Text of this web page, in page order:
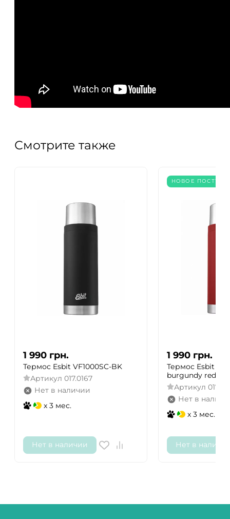
Смотрите также
1 990 грн.
Термос Esbit VF1000SC-BK
Артикул 017.0167
Нет в наличии
x 3 мес.
Нет в наличии
НОВОЕ
1 990 грн.
Термос Esbit
burgundy red
Артикул
Нет в
x 3 мес.
Нет в